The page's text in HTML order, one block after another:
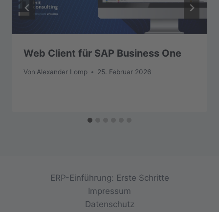
Web Client für SAP Business One
Von Alexander Lomp 25. Februar 2026
ERP-Einführung: Erste Schritte
Impressum
Datenschutz